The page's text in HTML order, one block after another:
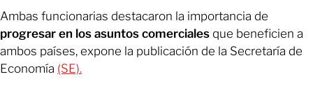
Ambas funcionarias destacaron la importancia de
progresar en los asuntos comerciales que beneficien a
ambos países, expone la publicación de la Secretaría de
Economía (SE).